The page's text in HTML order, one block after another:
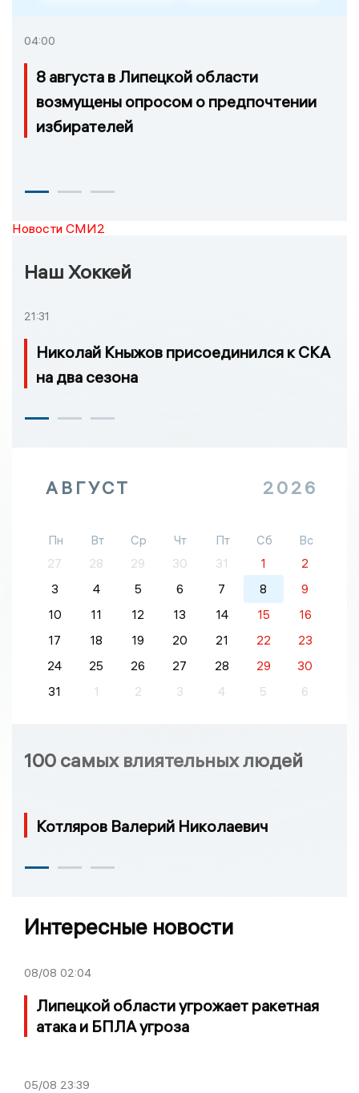
04:00
8 августа в Липецкой области
возмущены опросом о предпочтении
избирателей
Новости СМИ2
Наш Хоккей
21:31
Николай Кныжов присоединился к СКА
на два сезона
АВГУСТ 2026
Пн Вт Ср Чт Пт Сб
Вс
27
28 29 30 31 1
2
3
4 5 6 7 8
9
10
11 12 13 14 15
16
17
18 19 20 21 22
23
24
25 26 27 28 29
30
31
1 2 3 4 5 6
100 самых влиятельных людей
Котляров Валерий Николаевич
Интересные новости
08/08 02:04
Липецкой области угрожает ракетная
атака и БПЛА угроза
05/08 23:39